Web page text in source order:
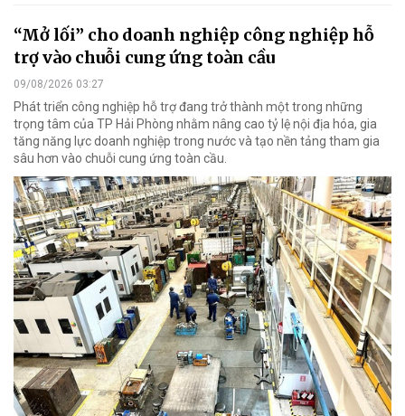
“Mở lối” cho doanh nghiệp công nghiệp hỗ
trợ vào chuỗi cung ứng toàn cầu
09/08/2026 03:27
Phát triển công nghiệp hỗ trợ đang trở thành một trong những
trọng tâm của TP Hải Phòng nhằm nâng cao tỷ lệ nội địa hóa, gia
tăng năng lực doanh nghiệp trong nước và tạo nền tảng tham gia
sâu hơn vào chuỗi cung ứng toàn cầu.